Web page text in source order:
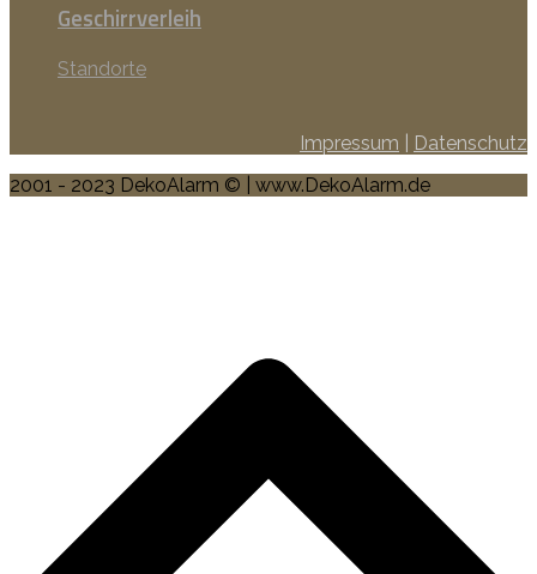
Geschirrverleih
Standorte
Impressum
Datenschutz
2001 - 2023 DekoAlarm © | www.DekoAlarm.de